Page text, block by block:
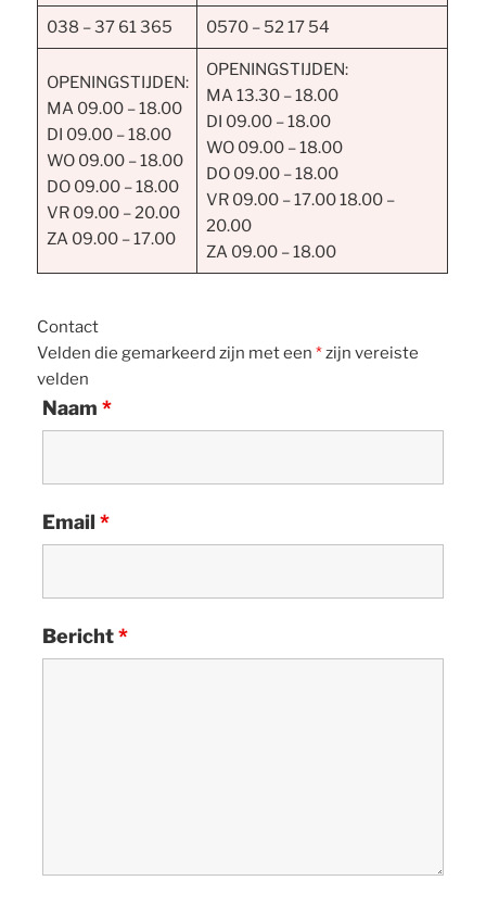
038 – 37 61 365 0570 – 52 17 54
OPENINGSTIJDEN:
MA 09.00 – 18.00
DI 09.00 – 18.00
WO 09.00 – 18.00
DO 09.00 – 18.00
VR 09.00 – 20.00
ZA 09.00 – 17.00
OPENINGSTIJDEN:
MA 13.30 – 18.00
DI 09.00 – 18.00
WO 09.00 – 18.00
DO 09.00 – 18.00
VR 09.00 – 17.00 18.00 –
20.00
ZA 09.00 – 18.00
Contact
Velden die gemarkeerd zijn met een*zijn vereiste
velden
Naam*
Email*
Bericht*